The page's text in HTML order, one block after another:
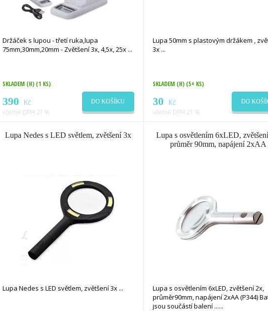
Držáček s lupou - třetí ruka,lupa
75mm,30mm,20mm - Zvětšení 3x, 4,5x, 25x
SKLADEM (H) (1 KS)
390 Kč
včetně DPH 21 %
DO KOŠÍKU
Lupa 50mm s plastovým držákem ,
3x
SKLADEM (H) (5+ KS)
30 Kč
včetně DPH 21 %
DO
Lupa Nedes s LED světlem, zvětšení 3x
Lupa Nedes s LED světlem, zvětšení 3x
Lupa s osvětlením 6xLED,
průměr 90mm, napájení 2xAA
Lupa s osvětlením 6xLED, zvětšení 2x,
průměr90mm, napájení 2xAA (P344)
jsou součástí balení ...